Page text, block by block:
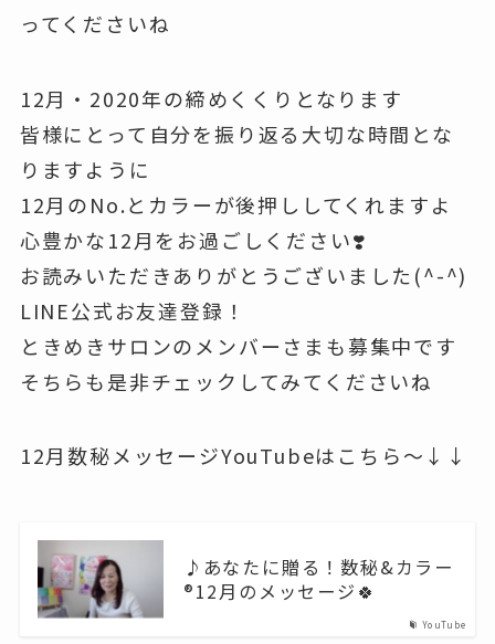
ってくださいね
12月・2020年の締めくくりとなります
皆様にとって自分を振り返る大切な時間とな
りますように
12月のNo.とカラーが後押ししてくれますよ
心豊かな12月をお過ごしください❣️
お読みいただきありがとうございました(^-^)
LINE公式お友達登録！
ときめきサロンのメンバーさまも募集中です
そちらも是非チェックしてみてくださいね
12月数秘メッセージYouTubeはこちら～↓↓
YouTube
♪あなたに贈る！数秘&カラー
®️12月のメッセージ🍀